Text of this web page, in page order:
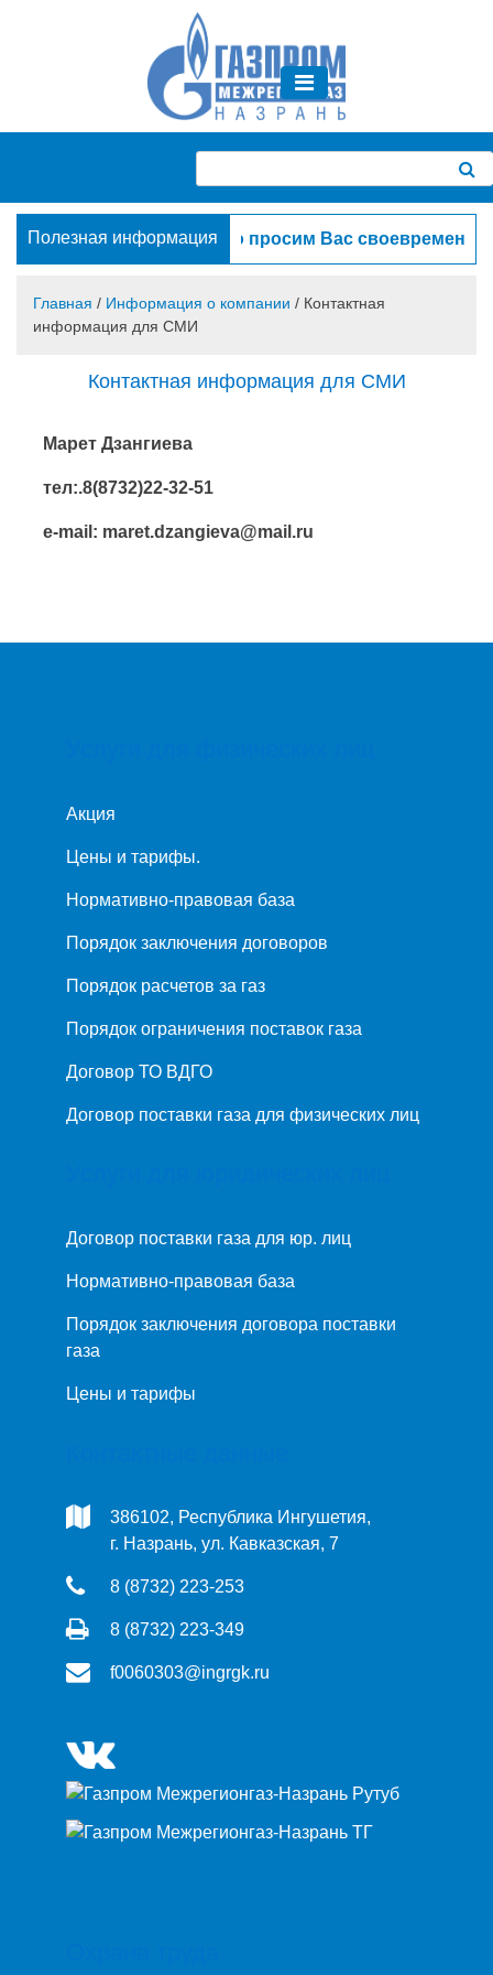
О компании Пресс-центр
Охрана труда Акция
Полезная информация
Убедительно просим Вас своевременно
Главная / Информация о компании / Контактная
информация для СМИ
Контактная информация для СМИ
Марет Дзангиева
тел:.8(8732)22-32-51
e-mail: maret.dzangieva@mail.ru
Акция
Цены и тарифы.
Нормативно-правовая база
Порядок заключения договоров
Порядок расчетов за газ
Порядок ограничения поставок газа
Договор ТО ВДГО
Договор поставки газа для физических лиц
Договор поставки газа для юр. лиц
Нормативно-правовая база
Порядок заключения договора поставки
газа
Цены и тарифы
386102, Республика Ингушетия,
г. Назрань, ул. Кавказская, 7
8 (8732) 223-253
8 (8732) 223-349
f0060303@ingrgk.ru